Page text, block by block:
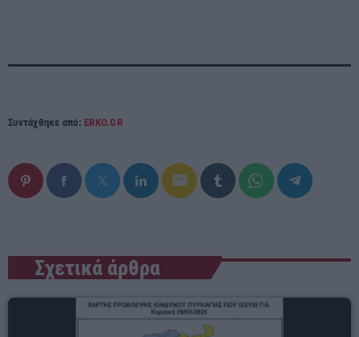
Συντάχθηκε από: ERKO.GR
email
Σχετικά άρθρα